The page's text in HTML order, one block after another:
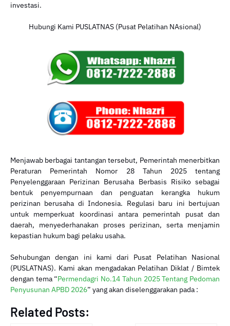
investasi.
Hubungi Kami PUSLATNAS (Pusat Pelatihan NAsional)
Menjawab berbagai tantangan tersebut, Pemerintah menerbitkan
Peraturan Pemerintah Nomor 28 Tahun 2025 tentang
Penyelenggaraan Perizinan Berusaha Berbasis Risiko sebagai
bentuk penyempurnaan dan penguatan kerangka hukum
perizinan berusaha di Indonesia. Regulasi baru ini bertujuan
untuk memperkuat koordinasi antara pemerintah pusat dan
daerah, menyederhanakan proses perizinan, serta menjamin
kepastian hukum bagi pelaku usaha.
Sehubungan dengan ini kami dari Pusat Pelatihan Nasional
(PUSLATNAS). Kami akan mengadakan Pelatihan Diklat / Bimtek
dengan tema “Permendagri No.14 Tahun 2025 Tentang Pedoman
Penyusunan APBD 2026” yang akan diselenggarakan pada :
Related Posts: